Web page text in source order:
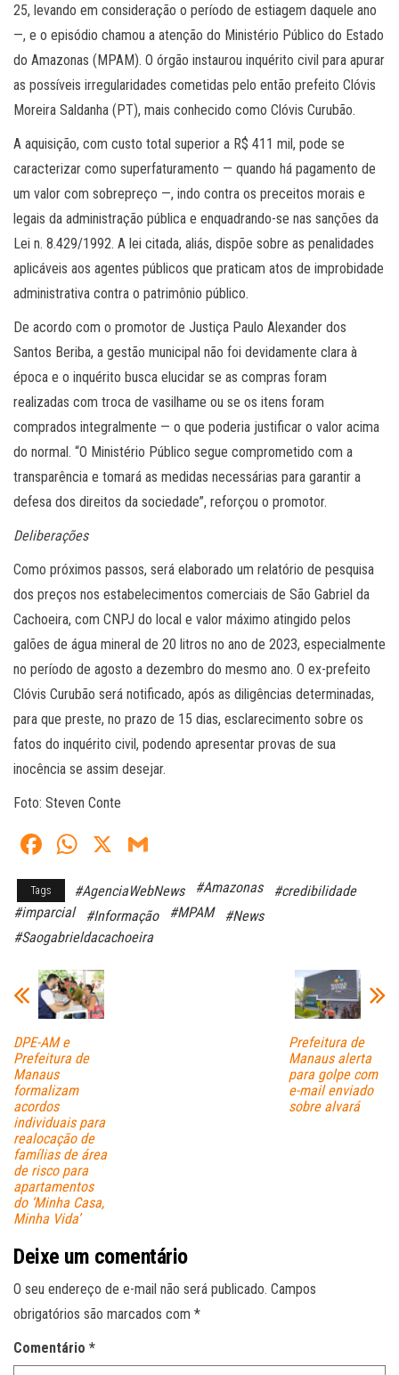
25, levando em consideração o período de estiagem daquele ano
—, e o episódio chamou a atenção do Ministério Público do Estado
do Amazonas (MPAM). O órgão instaurou inquérito civil para apurar
as possíveis irregularidades cometidas pelo então prefeito Clóvis
Moreira Saldanha (PT), mais conhecido como Clóvis Curubão.
A aquisição, com custo total superior a R$ 411 mil, pode se
caracterizar como superfaturamento — quando há pagamento de
um valor com sobrepreço —, indo contra os preceitos morais e
legais da administração pública e enquadrando-se nas sanções da
Lei n. 8.429/1992. A lei citada, aliás, dispõe sobre as penalidades
aplicáveis aos agentes públicos que praticam atos de improbidade
administrativa contra o patrimônio público.
De acordo com o promotor de Justiça Paulo Alexander dos
Santos Beriba, a gestão municipal não foi devidamente clara à
época e o inquérito busca elucidar se as compras foram
realizadas com troca de vasilhame ou se os itens foram
comprados integralmente — o que poderia justificar o valor acima
do normal. “O Ministério Público segue comprometido com a
transparência e tomará as medidas necessárias para garantir a
defesa dos direitos da sociedade”, reforçou o promotor.
Deliberações
Como próximos passos, será elaborado um relatório de pesquisa
dos preços nos estabelecimentos comerciais de São Gabriel da
Cachoeira, com CNPJ do local e valor máximo atingido pelos
galões de água mineral de 20 litros no ano de 2023, especialmente
no período de agosto a dezembro do mesmo ano. O ex-prefeito
Clóvis Curubão será notificado, após as diligências determinadas,
para que preste, no prazo de 15 dias, esclarecimento sobre os
fatos do inquérito civil, podendo apresentar provas de sua
inocência se assim desejar.
Foto: Steven Conte
Fa
ce
bo
ok
W
ts
A
X
ail
Tags #AgenciaWebNews #Amazonas
#credibilidade
#imparcial
#Informação #MPAM
#News
#Saogabrieldacachoeira
DPE-AM e
Prefeitura de
Manaus
formalizam
acordos
individuais para
realocação de
famílias de área
de risco para
apartamentos
do ‘Minha Casa,
Minha Vida’
Prefeitura de
Manaus alerta
para golpe com
e-mail enviado
sobre alvará
Deixe um comentário
O seu endereço de e-mail não será publicado. Campos
obrigatórios são marcados com *
Comentário *